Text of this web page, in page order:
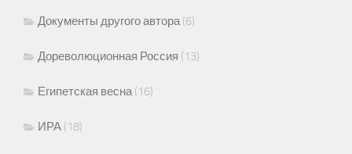
Документы другого автора(6)
Дореволюционная Россия (13)
Египетская весна(16)
ИРА (18)